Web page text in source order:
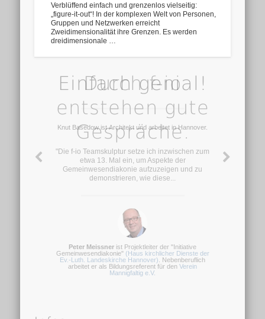
Verblüffend einfach und grenzenlos vielseitig:
„figure-it-out“! In der komplexen Welt von Personen,
Gruppen und Netzwerken erreicht
Zweidimensionalität ihre Grenzen. Es werden
dreidimensionale …
Durch f-io
entstehen gute
Gespräche.
"Die f-io Teamskulptur setze ich inzwischen zum
etwa 13. Mal ein, um Aspekte der
Gemeinwesendiakonie aufzuzeigen und zu
demonstrieren, wie diese...
Peter Meissner ist Projektleiter der "Initiative
Gemeinwesendiakonie" (Haus kirchlicher Dienste der
Ev.-Luth. Landeskirche Hannover) . Nebenberuflich
arbeitet er als Bildungsreferent für den Verein
Mannigfaltig e.V.
Einfach genial!
Knut Basedow ist Architekt und arbeitet in Hannover.